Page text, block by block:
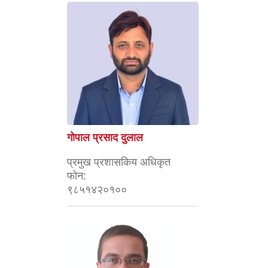
गोपाल प्रसाद दुलाल
प्रमुख प्रशासकिय अधिकृत
फोन:
९८५१४२०१००